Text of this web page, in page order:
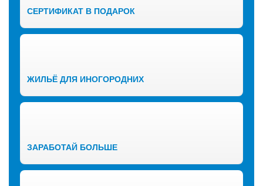
СЕРТИФИКАТ В ПОДАРОК
ЖИЛЬЁ ДЛЯ ИНОГОРОДНИХ
ЗАРАБОТАЙ БОЛЬШЕ